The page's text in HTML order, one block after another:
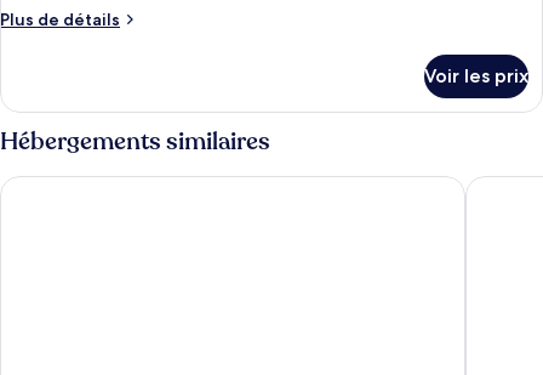
Plus de détails
Plus
le
type
de
chambre
Chambre
Voir les prix
Hébergements similaires
Cowool Grenoble